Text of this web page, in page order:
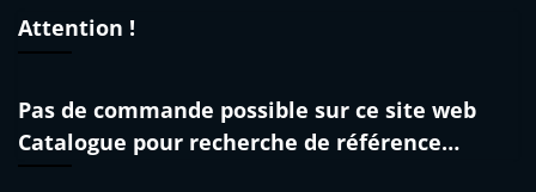
Attention !
Pas de commande possible sur ce site web
Catalogue pour recherche de référence…